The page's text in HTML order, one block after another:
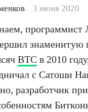
3 июня 2020
программист
знаменитую
BTC в 2010
с Сатоши
разработчик